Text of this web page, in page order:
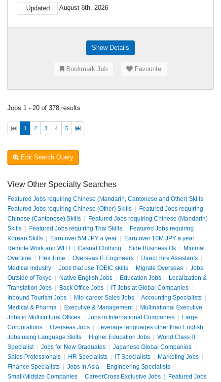
Updated August 8th, 2026
Show Details
Bookmark Job Favourite
Jobs 1 - 20 of 378 results
1 2 3 4 5
Edit Search Query
View Other Specialty Searches
Featured Jobs requiring Chinese (Mandarin, Cantonese and Other) Skills |
Featured Jobs requiring Chinese (Other) Skills |
Featured Jobs requiring
Chinese (Cantonese) Skills |
Featured Jobs requiring Chinese (Mandarin)
Skills | Featured Jobs requiring Thai Skills |
Featured Jobs requiring
Korean Skills | Earn over 5M JPY a year | Earn over 10M JPY a year |
Remote Work and WFH
| Casual Clothing | Side Business Ok |
Minimal
Overtime
| Flex Time | Overseas IT Engineers | Direct Hire Assistants |
Medical Industry | Jobs that use TOEIC skills | Migrate Overseas | Jobs
Outside of Tokyo | Native English Jobs | Education Jobs |
Localization &
Translation Jobs | Back Office Jobs | IT Jobs at Global Companies |
Inbound Tourism Jobs | Mid-career Sales Jobs | Accounting Specialists |
Medical & Pharma
| Executive & Management | Multinational Executive
|
Jobs in Multicultural Offices | Jobs in International Companies |
Large
Corporations | Overseas Jobs | Leverage languages other than English
|
Jobs using Language Skills | Higher Education Jobs | World Class IT
Specialist | Jobs for New Graduates | Japanese Global Companies |
Sales Professionals | HR Specialists | IT Specialists | Marketing Jobs |
Finance Specialists | Jobs in Asia | Engineering Specialists |
Small/Midsize Companies | CareerCross Exclusive Jobs |
Featured Jobs